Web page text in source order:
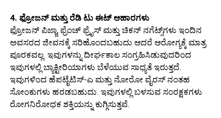
4. ಫ್ರೋಜನ್ ಮತ್ತು ರೆಡಿ ಟು ಈಟ್ ಆಹಾರಗಳು
ಫ್ರೋಜನ್ ಪಿಜ್ಜಾ, ಫ್ರೆಂಚ್ ಫ್ರೈಸ್ ಮತ್ತು ಚಿಕನ್ ನಗೆಟ್ಸ್‌ಗಳು ಇಂದಿನ
ಅವಸರದ ಜೀವನಕ್ಕೆ ಸರಿಹೊಂದಬಹುದು ಆದರೆ ಆರೋಗ್ಯಕ್ಕೆ ಮಾತ್ರ
ಪೂರಕವಲ್ಲ. ಇವುಗಳನ್ನು ದೀರ್ಘಕಾಲ ಸಂಗ್ರಹಿಸಿಡುವುದರಿಂದ
ಇವುಗಳಲ್ಲಿ ಬ್ಯಾಕ್ಟೀರಿಯಾಗಳು ಬೆಳೆಯುವ ಸಾಧ್ಯತೆ ಇರುತ್ತದೆ.
ಇವುಗಳಿಂದ ಹೆಪಟೈಟಿಸ್-ಎ ಮತ್ತು ನೋರೋ ವೈರಸ್ ನಂತಹ
ಸೋಂಕುಗಳು ಹರಡಬಹುದು. ಇವುಗಳಲ್ಲಿ ಬಳಸುವ ಸಂರಕ್ಷಕಗಳು
ರೋಗನಿರೋಧಕ ಶಕ್ತಿಯನ್ನು ಕುಗ್ಗಿಸುತ್ತವೆ.